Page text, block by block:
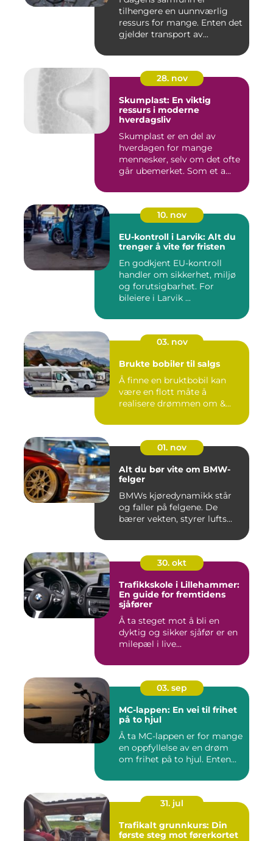
tilhengere en uunnværlig
ressurs for mange. Enten det
gjelder transport av...
28. nov
Skumplast: En viktig
ressurs i moderne
hverdagsliv
Skumplast er en del av
hverdagen for mange
mennesker, selv om det ofte
går ubemerket. Som et a...
10. nov
EU-kontroll i Larvik: Alt du
trenger å vite før fristen
En godkjent EU-kontroll
handler om sikkerhet, miljø
og forutsigbarhet. For
bileiere i Larvik ...
03. nov
Brukte bobiler til salgs
Å finne en bruktbobil kan
være en flott måte å
realisere drømmen om &...
01. nov
Alt du bør vite om BMW-
felger
BMWs kjøredynamikk står
og faller på felgene. De
bærer vekten, styrer lufts...
30. okt
Trafikkskole i Lillehammer:
En guide for fremtidens
sjåfører
Å ta steget mot å bli en
dyktig og sikker sjåfør er en
milepæl i live...
03. sep
MC-lappen: En vei til frihet
på to hjul
Å ta MC-lappen er for mange
en oppfyllelse av en drøm
om frihet på to hjul. Enten...
31. jul
Trafikalt grunnkurs: Din
første steg mot førerkortet